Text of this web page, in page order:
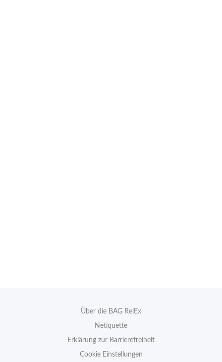
Über die BAG RelEx
Netiquette
Erklärung zur Barrierefreiheit
Cookie Einstellungen